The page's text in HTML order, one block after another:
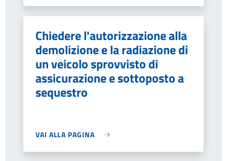
Chiedere l'autorizzazione alla
demolizione e la radiazione di
un veicolo sprovvisto di
assicurazione e sottoposto a
sequestro
VAI ALLA PAGINA